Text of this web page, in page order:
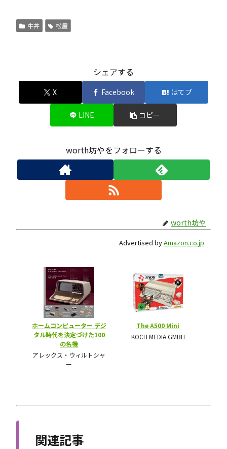
牛丼 松屋
シェアする
X Facebook はてブ
LINE コピー
worth坊やをフォローする
worth坊や
Advertised byAmazon.co.jp
関連記事